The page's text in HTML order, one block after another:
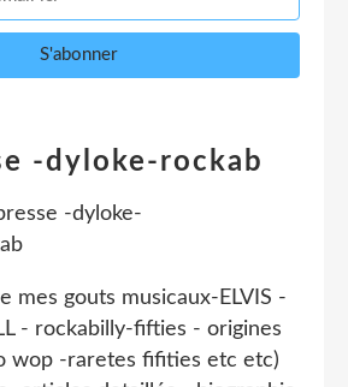
-dyloke-rockab
mes gouts musicaux-ELVIS -
- rockabilly-fifties - origines
wop -raretes fifities etc etc)